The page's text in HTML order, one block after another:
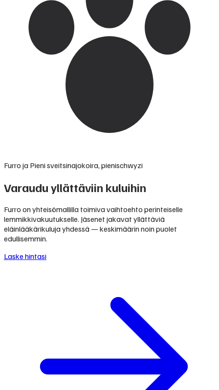
Furro ja Pieni sveitsinajokoira, pienischwyzi
Varaudu yllättäviin kuluihin
Furro on yhteisömallilla toimiva vaihtoehto perinteiselle
lemmikkivakuutukselle. Jäsenet jakavat yllättäviä
eläinlääkärikuluja yhdessä — keskimäärin noin puolet
edullisemmin.
Laske hintasi